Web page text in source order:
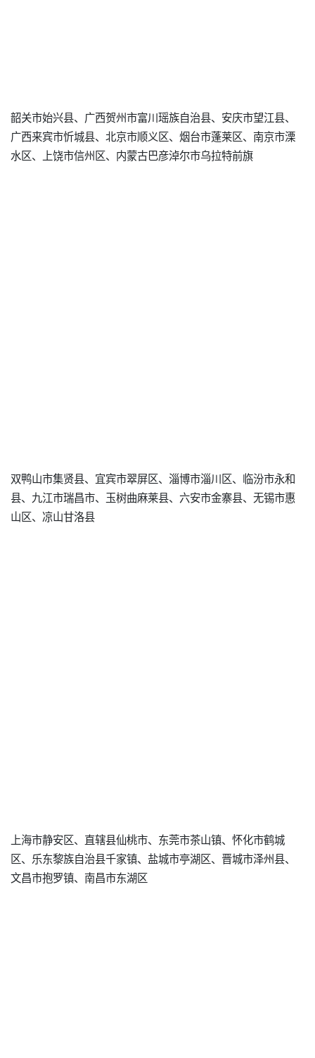
韶关市始兴县、广西贺州市富川瑶族自治县、安庆市望江县、
广西来宾市忻城县、北京市顺义区、烟台市蓬莱区、南京市溧
水区、上饶市信州区、内蒙古巴彦淖尔市乌拉特前旗
双鸭山市集贤县、宜宾市翠屏区、淄博市淄川区、临汾市永和
县、九江市瑞昌市、玉树曲麻莱县、六安市金寨县、无锡市惠
山区、凉山甘洛县
上海市静安区、直辖县仙桃市、东莞市茶山镇、怀化市鹤城
区、乐东黎族自治县千家镇、盐城市亭湖区、晋城市泽州县、
文昌市抱罗镇、南昌市东湖区